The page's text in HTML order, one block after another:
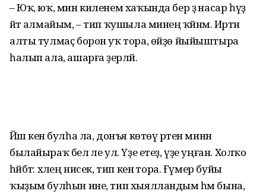
– Юҡ, юҡ, мин киленем хаҡында бер ҙә насар һүҙ
әйтә алмайым, – тип ҡушыла минең ҡәйнәм. Иртән
алты тулмаҫ борон уҡ тора, өйҙө йыйыштыра
һалып ала, ашарға әҙерләй.
Йәш кенә булһа ла, донъя көтөү рәтен минән
былайыраҡ белә әле ул. Үҙе етеҙ, үҙе уңған. Холҡо
һәйбәт: хәлең нисек, тип кенә тора. Ғүмер буйы
ҡыҙым булһын ине, тип хыялландым һәм бына,